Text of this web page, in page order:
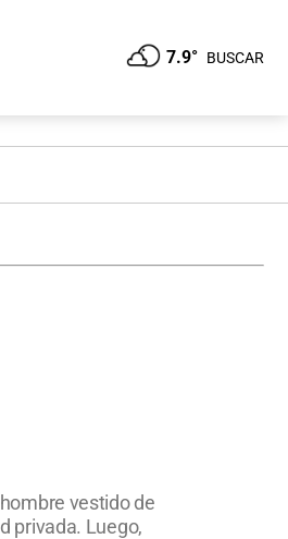
7.9° BUSCAR
vestido de
privada. Luego,